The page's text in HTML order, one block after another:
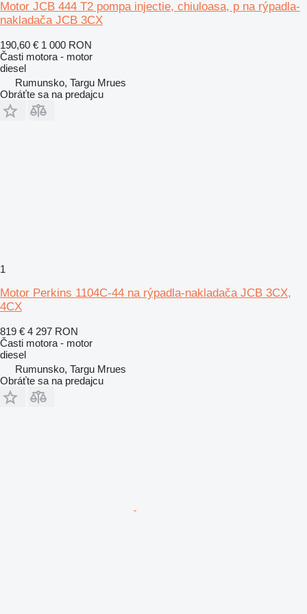
Motor JCB 444 T2 pompa injectie, chiuloasa, p na rýpadla-
nakladača JCB 3CX
190,60 € 1 000 RON
Časti motora - motor
diesel
Rumunsko, Targu Mrues
Obráťte sa na predajcu
1
Motor Perkins 1104C-44 na rýpadla-nakladača JCB 3CX,
4CX
819 € 4 297 RON
Časti motora - motor
diesel
Rumunsko, Targu Mrues
Obráťte sa na predajcu